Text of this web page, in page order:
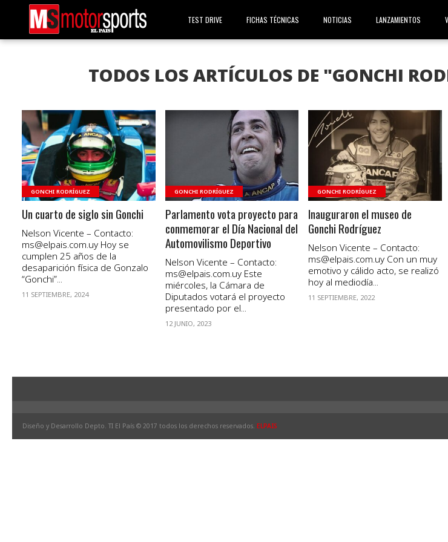
TEST DRIVE FICHAS TÉCNICAS NOTICIAS LANZAMIENTOS
TODOS LOS ARTÍCULOS DE "GONCHI
VER NOTA
GONCHI RODRÍGUEZ
Un cuarto de siglo sin Gonchi
Nelson Vicente – Contacto:
ms@elpais.com.uy Hoy se
cumplen 25 años de la
desaparición física de Gonzalo
“Gonchi”...
11 SEPTIEMBRE, 2024
VER NOTA
GONCHI RODRÍGUEZ
Parlamento vota proyecto para
conmemorar el Día Nacional del
Automovilismo Deportivo
Nelson Vicente – Contacto:
ms@elpais.com.uyEste
miércoles, la Cámara de
Diputados votará el proyecto
presentado por el...
12 JUNIO, 2023
VER NOTA
GONCHI RODRÍGUEZ
Inauguraron el museo de
Gonchi Rodríguez
Nelson Vicente – Contacto:
ms@elpais.com.uy Con un muy
emotivo y cálido acto, se realizó
hoy al mediodía...
11 SEPTIEMBRE, 2022
Diseño y Desarrollo Depto. TI El País © 2017 todos los derechos reservados.ELPAIS